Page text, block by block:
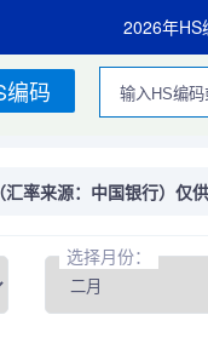
2026年HS
编码
率来源：中国银行）仅
选择月份：